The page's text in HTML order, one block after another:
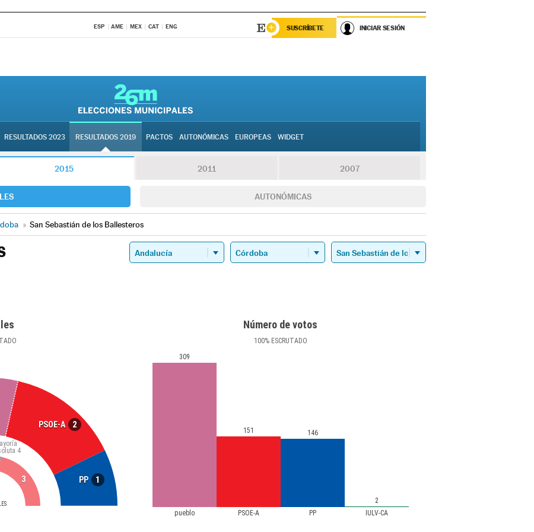
ESP AME MEX CAT ENG SUSCRÍBETE INICIAR SESIÓN
RESULTADOS 2023 RESULTADOS 2019 PACTOS AUTONÓMICAS EUROPEAS WIDGET
2015 2011 2007
AUTONÓMICAS
» San Sebastián de los Ballesteros
PSOE-A 2
PP 1
4
3
Número de votos
100%ESCRUTADO
pueblo PSOE-A PP IULV-CA
309
151 146
2